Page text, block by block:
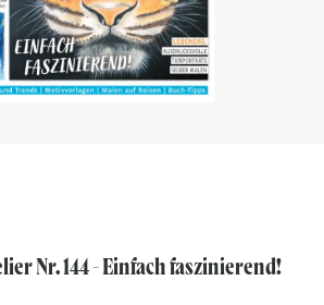
Nr. 144 - Einfach faszinierend!